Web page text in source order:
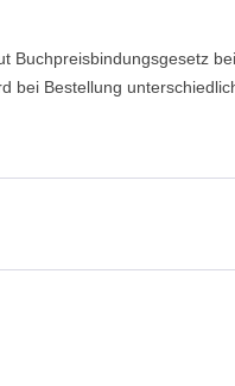
bei Bestellung